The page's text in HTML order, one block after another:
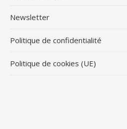
Newsletter
Politique de confidentialité
Politique de cookies (UE)